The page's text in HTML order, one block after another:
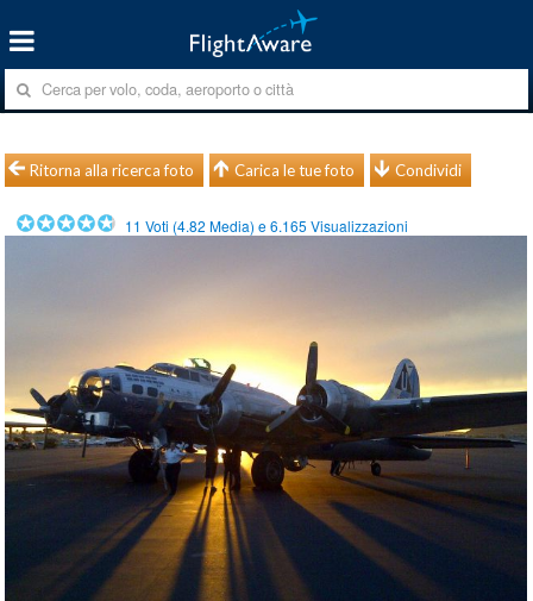
Ritorna alla ricerca foto Carica le tue foto Condividi
11 Voti (4.82 Media) e6.165 Visualizzazioni